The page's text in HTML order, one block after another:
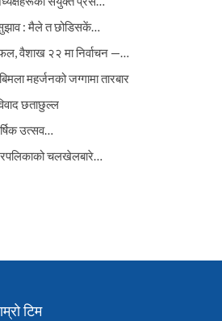
: मैले त छोडिसकें…
वैशाख २२ मा निर्वाचन —…
महर्जनको जग्गामा तारबार
छताछुल्ल
‌उत्सव…
चलखेलबारे…
टिम